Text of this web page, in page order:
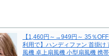
【1,460円～→949円～ 35％
利用で】ハンディファン 首掛け
風機 卓上扇風機 小型扇風機 携